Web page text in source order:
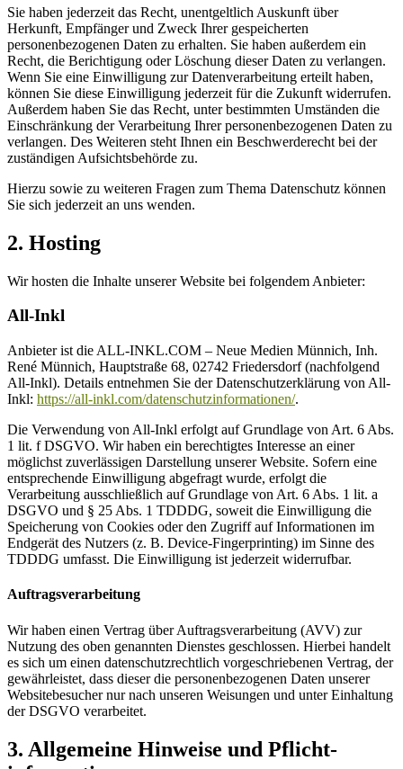
Sie haben jederzeit das Recht, unentgeltlich Auskunft über
Herkunft, Empfänger und Zweck Ihrer gespeicherten
personenbezogenen Daten zu erhalten. Sie haben außerdem ein
Recht, die Berichtigung oder Löschung dieser Daten zu verlangen.
Wenn Sie eine Einwilligung zur Datenverarbeitung erteilt haben,
können Sie diese Einwilligung jederzeit für die Zukunft widerrufen.
Außerdem haben Sie das Recht, unter bestimmten Umständen die
Einschränkung der Verarbeitung Ihrer personenbezogenen Daten zu
verlangen. Des Weiteren steht Ihnen ein Beschwerderecht bei der
zuständigen Aufsichtsbehörde zu.
Hierzu sowie zu weiteren Fragen zum Thema Datenschutz können
Sie sich jederzeit an uns wenden.
2. Hosting
Wir hosten die Inhalte unserer Website bei folgendem Anbieter:
All-Inkl
Anbieter ist die ALL-INKL.COM – Neue Medien Münnich, Inh.
René Münnich, Hauptstraße 68, 02742 Friedersdorf (nachfolgend
All-Inkl). Details entnehmen Sie der Datenschutzerklärung von All-
Inkl: https://all-inkl.com/datenschutzinformationen/.
Die Verwendung von All-Inkl erfolgt auf Grundlage von Art. 6 Abs.
1 lit. f DSGVO. Wir haben ein berechtigtes Interesse an einer
möglichst zuverlässigen Darstellung unserer Website. Sofern eine
entsprechende Einwilligung abgefragt wurde, erfolgt die
Verarbeitung ausschließlich auf Grundlage von Art. 6 Abs. 1 lit. a
DSGVO und § 25 Abs. 1 TDDDG, soweit die Einwilligung die
Speicherung von Cookies oder den Zugriff auf Informationen im
Endgerät des Nutzers (z. B. Device-Fingerprinting) im Sinne des
TDDDG umfasst. Die Einwilligung ist jederzeit widerrufbar.
Auftragsverarbeitung
Wir haben einen Vertrag über Auftragsverarbeitung (AVV) zur
Nutzung des oben genannten Dienstes geschlossen. Hierbei handelt
es sich um einen datenschutzrechtlich vorgeschriebenen Vertrag, der
gewährleistet, dass dieser die personenbezogenen Daten unserer
Websitebesucher nur nach unseren Weisungen und unter Einhaltung
der DSGVO verarbeitet.
3. Allgemeine Hinweise und Pflicht­